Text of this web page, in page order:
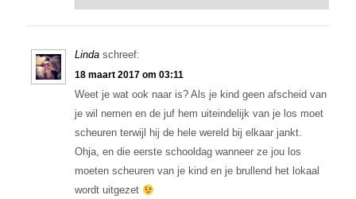
Linda schreef:
18 maart 2017 om 03:11
Weet je wat ook naar is? Als je kind geen afscheid van
je wil nemen en de juf hem uiteindelijk van je los moet
scheuren terwijl hij de hele wereld bij elkaar jankt.
Ohja, en die eerste schooldag wanneer ze jou los
moeten scheuren van je kind en je brullend het lokaal
wordt uitgezet